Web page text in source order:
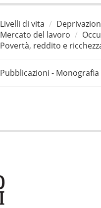
Livelli di vita
Mercato del lavoro
Povertà, reddito e
Pubblicazioni - Monografia